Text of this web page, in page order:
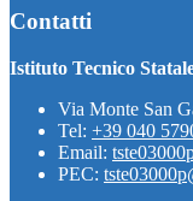
Contatti
Istituto Tecnico
Via Monte San
Tel: +39 040
Email:
PEC: